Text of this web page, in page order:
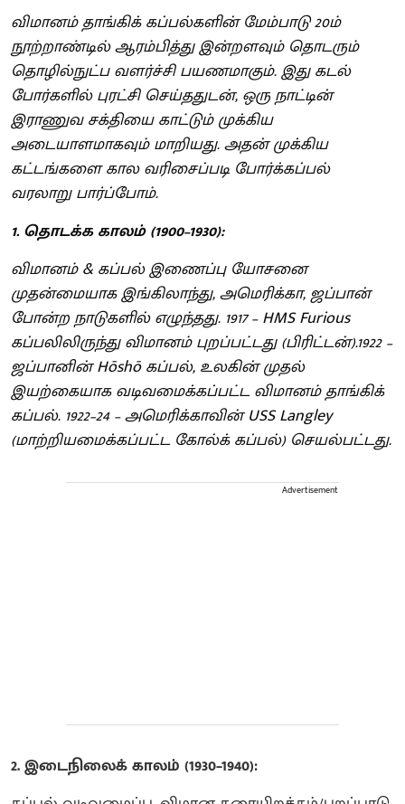
விமானம் தாங்கிக் கப்பல்களின் மேம்பாடு 20ம்
நூற்றாண்டில் ஆரம்பித்து இன்றளவும் தொடரும்
தொழில்நுட்ப வளர்ச்சி பயணமாகும். இது கடல்
போர்களில் புரட்சி செய்ததுடன், ஒரு நாட்டின்
இராணுவ சக்தியை காட்டும் முக்கிய
அடையாளமாகவும் மாறியது. அதன் முக்கிய
கட்டங்களை கால வரிசைப்படி போர்க்கப்பல்
வரலாறு பார்ப்போம்.
1. தொடக்க காலம் (1900–1930):
விமானம் & கப்பல் இணைப்பு யோசனை
முதன்மையாக இங்கிலாந்து, அமெரிக்கா, ஜப்பான்
போன்ற நாடுகளில் எழுந்தது. 1917 – HMS Furious
கப்பலிலிருந்து விமானம் புறப்பட்டது (பிரிட்டன்).1922 –
ஜப்பானின் Hōshō கப்பல், உலகின் முதல்
இயற்கையாக வடிவமைக்கப்பட்ட விமானம் தாங்கிக்
கப்பல். 1922–24 – அமெரிக்காவின் USS Langley
(மாற்றியமைக்கப்பட்ட கோல்க் கப்பல்) செயல்பட்டது.
Advertisement
2. இடைநிலைக் காலம் (1930–1940):